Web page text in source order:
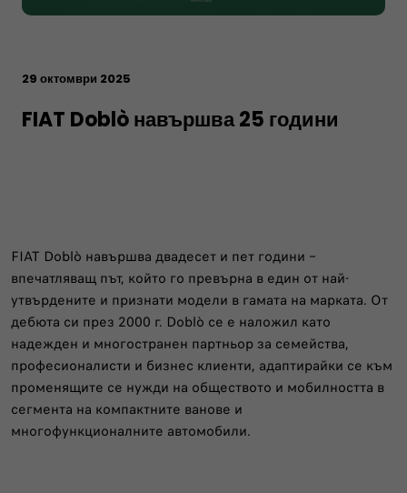
29 октомври 2025
FIAT Doblò навършва 25 години
FIAT Doblò навършва двадесет и пет години –
впечатляващ път, който го превърна в един от най-
утвърдените и признати модели в гамата на марката. От
дебюта си през 2000 г. Doblò се е наложил като
надежден и многостранен партньор за семейства,
професионалисти и бизнес клиенти, адаптирайки се към
променящите се нужди на обществото и мобилността в
сегмента на компактните ванове и
многофункционалните автомобили.